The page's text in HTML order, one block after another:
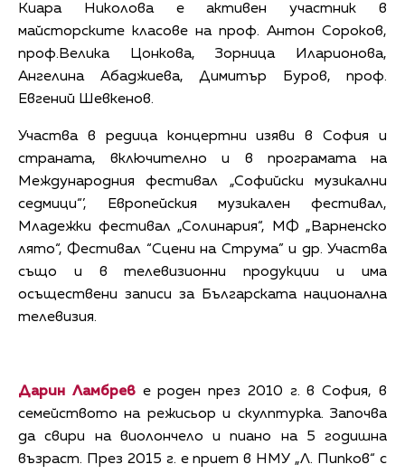
Киара Николова е активен участник в
майсторските класове на проф. Антон Сороков,
проф.Велика Цонкова, Зорница Иларионова,
Ангелина Абаджиева, Димитър Буров, проф.
Евгений Шевкенов.
Участва в редица концертни изяви в София и
страната, включително и в програмата на
Международния фестивал „Софийски музикални
седмици“’, Eвропейския музикален фестивал,
Младежки фестивал „Солинария“, МФ „Варненско
лято“, Фестивал “Сцени на Струма” и др. Участва
също и в телевизионни продукции и има
осъществени записи за Българската национална
телевизия.
Дарин Ламбреве роден през 2010 г. в София, в
семейството на режисьор и скулптурка. Започва
да свири на виолончело и пиано на 5 годишна
възраст. През 2015 г. е приет в НМУ „Л. Пипков“ с